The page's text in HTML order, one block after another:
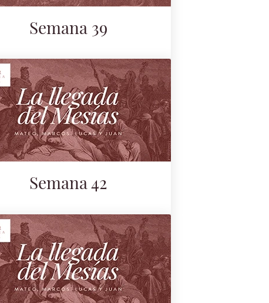
Semana 39
Semana 42